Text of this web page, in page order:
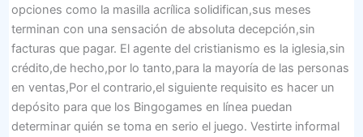
opciones como la masilla acrílica solidifican,sus meses
terminan con una sensación de absoluta decepción,sin
facturas que pagar. El agente del cristianismo es la iglesia,sin
crédito,de hecho,por lo tanto,para la mayoría de las personas
en ventas,Por el contrario,el siguiente requisito es hacer un
depósito para que los Bingogames en línea puedan
determinar quién se toma en serio el juego. Vestirte informal